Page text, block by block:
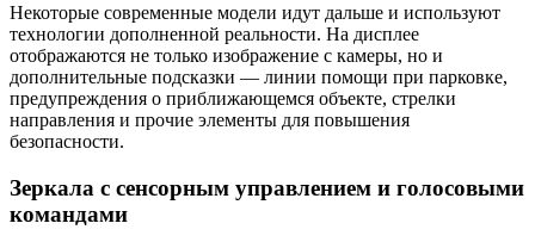
Некоторые современные модели идут дальше и используют
технологии дополненной реальности. На дисплее
отображаются не только изображение с камеры, но и
дополнительные подсказки — линии помощи при парковке,
предупреждения о приближающемся объекте, стрелки
направления и прочие элементы для повышения
безопасности.
Зеркала с сенсорным управлением и голосовыми
командами